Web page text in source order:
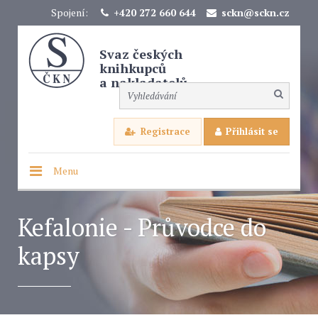
Spojení: +420 272 660 644 sckn@sckn.cz
Svaz českých
knihkupců
a nakladatelů
Registrace Přihlásit se
Menu
Kefalonie - Průvodce do
kapsy